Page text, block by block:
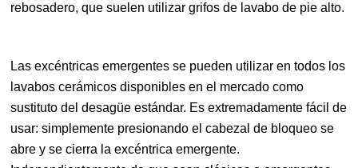
rebosadero, que suelen utilizar grifos de lavabo de pie alto.
Las excéntricas emergentes se pueden utilizar en todos los
lavabos cerámicos disponibles en el mercado como
sustituto del desagüe estándar. Es extremadamente fácil de
usar: simplemente presionando el cabezal de bloqueo se
abre y se cierra la excéntrica emergente.